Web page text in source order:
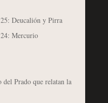
Deucalión y Pirra
Mercurio
del Prado que relatan la